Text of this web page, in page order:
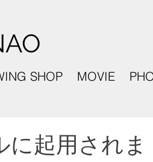
SHOP MOVIE
に起用されま